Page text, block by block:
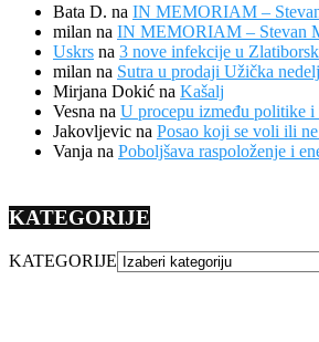
Bata D. na IN MEMORIAM –
milan na IN MEMORIAM – Stevan
Uskrs na 3 nove infekcije u
milan na Sutra u prodaji Užička
Mirjana Dokić na Kašalj
Vesna na U procepu između politike i
Jakovljevic na Posao koji se voli ili
Vanja na Poboljšava raspoloženje i
KATEGORIJE
KATEGORIJE